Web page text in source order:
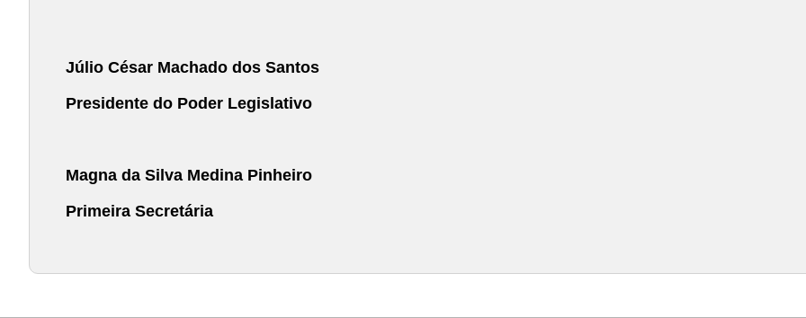
Júlio César Machado dos Santos
Presidente do Poder Legislativo
Magna da Silva Medina Pinheiro
Primeira Secretária